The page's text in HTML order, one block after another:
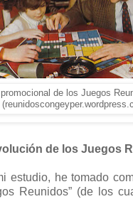
de los Juegos
de los Juegos
estudio, he tomado
Reunidos” (de los